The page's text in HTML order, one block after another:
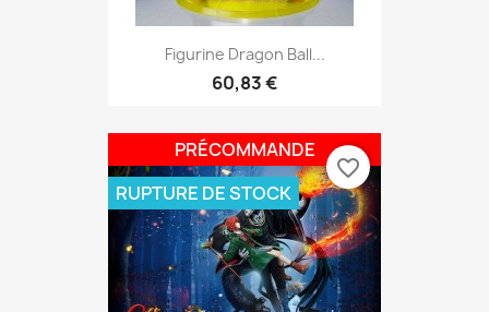
Figurine Dragon Ball...
60,83 €
PRÉCOMMANDE
RUPTURE DE STOCK
favorite_border